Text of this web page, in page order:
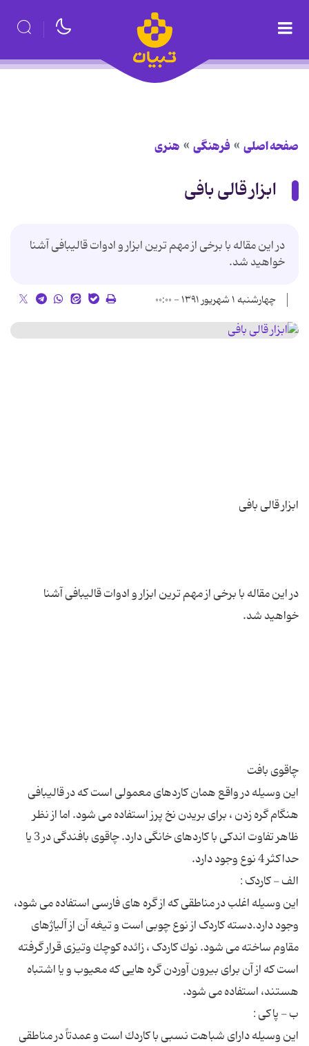
صفحه اصلی فرهنگی هنری
ابزار قالی بافی
در این مقاله با برخی از مهم ترین ابزار و ادوات قالیبافی آشنا
خواهید شد.
چهارشنبه ۱ شهریور ۱۳۹۱ - ۰۰:۰۰
در این مقاله با برخی از مهم ترین ابزار و ادوات قالیبافی آشنا
این وسیله در واقع همان كاردهای معمولی است كه در قالیبافی
هنگام گره زدن ، برای بریدن نخ پرز استفاده می شود. اما از نظر
ظاهر تفاوت اندكی با كاردهای خانگی دارد. چاقوی بافندگی در 3 یا
این وسیله اغلب در مناطقی كه از گره های فارسی استفاده می شود،
وجود دارد.دسته كاردک از نوع چوبی است و تیغه آن از آلیاژهای
مقاوم ساخته می شود. نوك كاردک ، زائده كوچك وتیزی قرار گرفته
است كه از آن برای بیرون آوردن گره هایی كه معیوب و یا اشتباه
این وسیله دارای شباهت نسبی با كاردك است و عمدتاً در مناطقی